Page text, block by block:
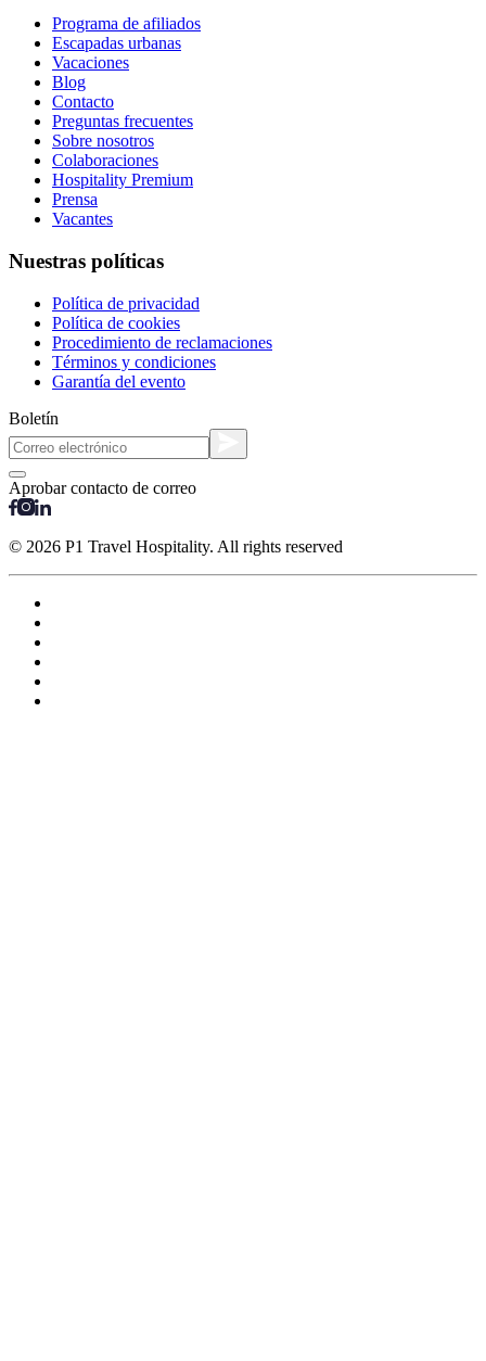
Programa de afiliados
Escapadas urbanas
Vacaciones
Blog
Contacto
Preguntas frecuentes
Sobre nosotros
Colaboraciones
Hospitality Premium
Prensa
Vacantes
Nuestras políticas
Política de privacidad
Política de cookies
Procedimiento de reclamaciones
Términos y condiciones
Garantía del evento
Boletín
Aprobar contacto de correo
© 2026 P1 Travel Hospitality. All rights reserved